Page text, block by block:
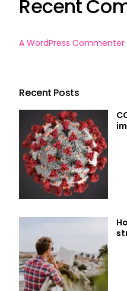
Recent
A WordPress Commenter
Recent Posts